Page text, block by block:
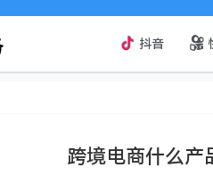
抖音
跨境电商什么产